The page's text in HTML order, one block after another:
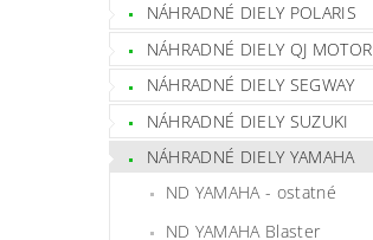
NÁHRADNÉ DIELY POLARIS
NÁHRADNÉ DIELY QJ MOTOR
NÁHRADNÉ DIELY SEGWAY
NÁHRADNÉ DIELY SUZUKI
NÁHRADNÉ DIELY YAMAHA
ND YAMAHA - ostatné
ND YAMAHA Blaster